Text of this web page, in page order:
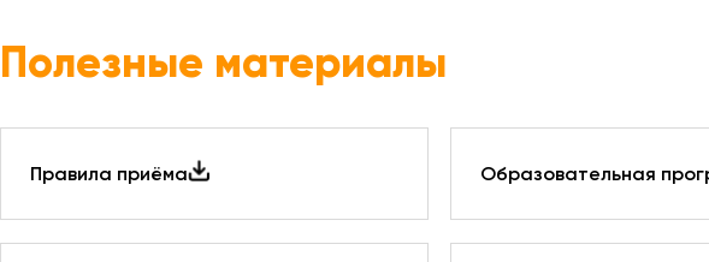
Полезные материалы
Правила приёма Образовательная